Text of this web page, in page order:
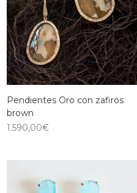
Pendientes Oro con zafiros
brown
1.590,00€